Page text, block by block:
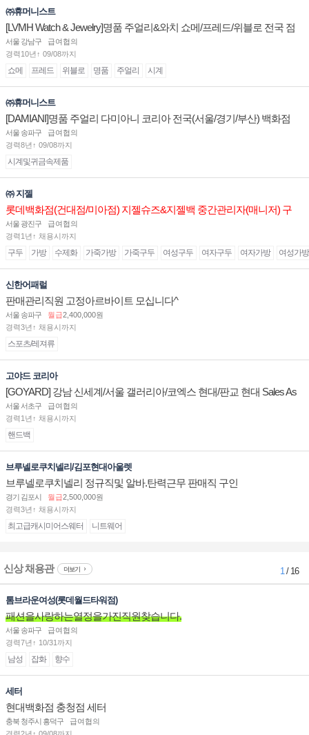
㈜휴머니스트
[LVMH Watch & Jewelry]명품 주얼리&와치 쇼메/프레드/위블로 전국 점
장/부점장/판매사원 채용
서울 강남구
급여협의
경력10년↑ 09/08까지
쇼메 프레드 위블로 명품 주얼리 시계
㈜휴머니스트
[DAMIANI]명품 주얼리 다미아니 코리아 전국(서울/경기/부산) 백화점
부점장/판매사원 채용
서울 송파구
급여협의
경력8년↑ 09/08까지
시계및귀금속제품
㈜ 지젤
롯데백화점(건대점/미아점) 지젤슈즈&지젤백 중간관리자(매니저) 구
인합니다
서울 광진구
급여협의
경력1년↑ 채용시까지
구두 가방 수제화 가죽가방 가죽구두 여성구두 여자구두 여자가방 여성가방
신한어패럴
판매관리직원 고정아르바이트 모십니다^
서울 송파구 월급2,400,000원
경력3년↑ 채용시까지
스포츠/레져류
고야드 코리아
[GOYARD] 강남 신세계/서울 갤러리아/코엑스 현대/판교 현대 Sales As
sociate 채용
서울 서초구
급여협의
경력1년↑ 채용시까지
핸드백
브루넬로쿠치넬리/김포현대아울렛
브루넬로쿠치넬리 정규직및 알바.탄력근무 판매직 구인
경기 김포시 월급2,500,000원
경력3년↑ 채용시까지
최고급캐시미어스웨터 니트웨어
신상 채용관 더보기 1/ 16
톰브라운여성(롯데월드타워점)
패션을사랑하는열정을가진직원찾습니다.
서울 송파구
급여협의
경력7년↑ 10/31까지
남성 잡화 향수
세터
현대백화점 충청점 세터
충북 청주시 흥덕구
급여협의